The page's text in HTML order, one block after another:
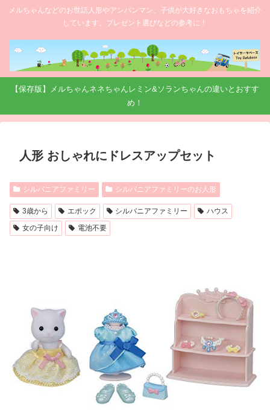
メルちゃんなどのお世話人形やアンパンマン、子供が大好きなおもちゃを紹介
しています。プレゼント選びなどの参考に！
【保存版】メルちゃんネネちゃんレミン&ソランちゃんの違いとおすす
め！
人形 おしゃれにドレスアップセット
シルバニアファミリー シルバニアファミリーのお人形
3歳から エポック シルバニアファミリー
ハウス
女の子向け
電池不要